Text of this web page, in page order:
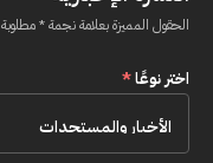
الحقول المميزة بعلامة نجمة * مطلوبة
اختر نوعًا*